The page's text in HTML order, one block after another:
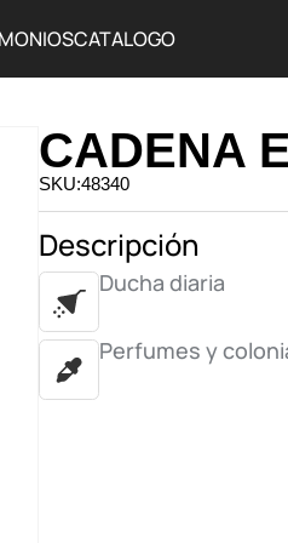
CATALOGO
CADENA
SKU:48340
Descripción
Ducha diaria
Perfumes y